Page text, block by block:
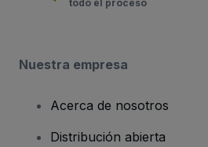
todo el proceso
Nuestra empresa
Acerca de nosotros
Distribución abierta